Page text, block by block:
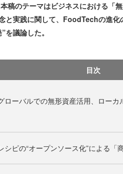
稿のテーマはビジネスにおける「
と実践に関して、FoodTechの進
を議論した。
目次
ローバルでの無形資産活用、ローカ
シピの“オープンソース化”による「